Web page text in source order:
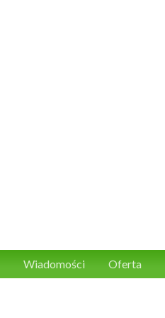
Wiadomości Oferta